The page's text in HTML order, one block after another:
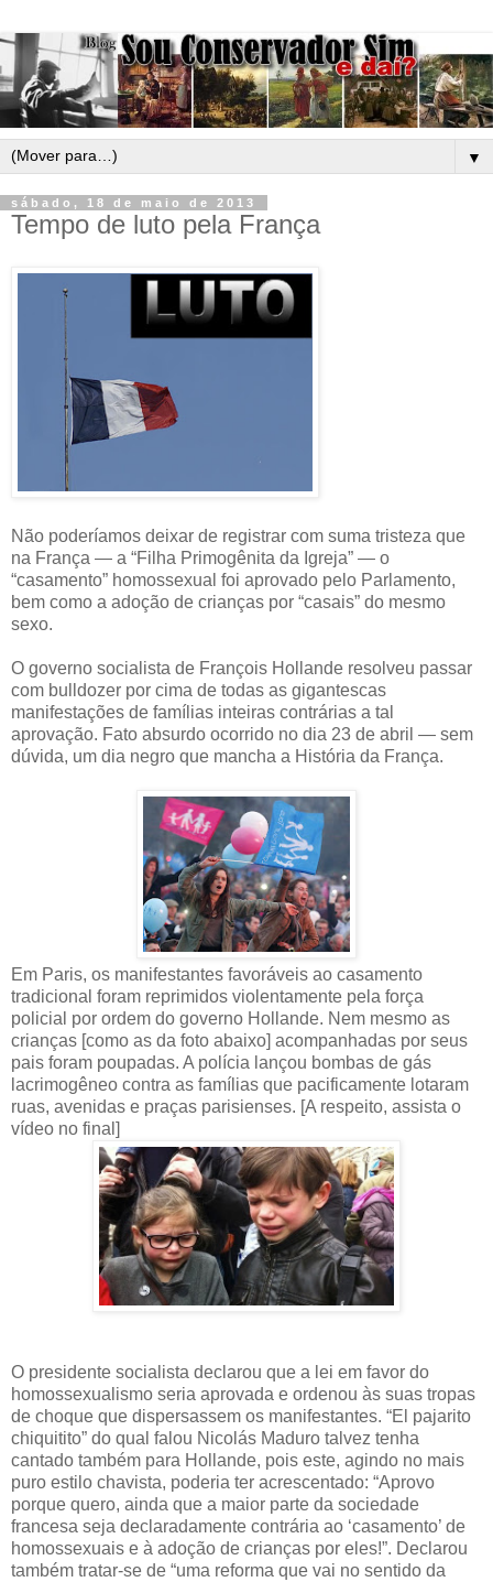
▼
sábado, 18 de maio de 2013
Tempo de luto pela França
Não poderíamos deixar de registrar com suma tristeza que
na França — a “Filha Primogênita da Igreja” — o
“casamento” homossexual foi aprovado pelo Parlamento,
bem como a adoção de crianças por “casais” do mesmo
sexo.
O governo socialista de François Hollande resolveu passar
com bulldozer por cima de todas as gigantescas
manifestações de famílias inteiras contrárias a tal
aprovação. Fato absurdo ocorrido no dia 23 de abril — sem
dúvida, um dia negro que mancha a História da França.
Em Paris, os manifestantes favoráveis ao casamento
tradicional foram reprimidos violentamente pela força
policial por ordem do governo Hollande. Nem mesmo as
crianças [como as da foto abaixo] acompanhadas por seus
pais foram poupadas. A polícia lançou bombas de gás
lacrimogêneo contra as famílias que pacificamente lotaram
ruas, avenidas e praças parisienses. [A respeito, assista o
vídeo no final]
O presidente socialista declarou que a lei em favor do
homossexualismo seria aprovada e ordenou às suas tropas
de choque que dispersassem os manifestantes. “El pajarito
chiquitito” do qual falou Nicolás Maduro talvez tenha
cantado também para Hollande, pois este, agindo no mais
puro estilo chavista, poderia ter acrescentado: “Aprovo
porque quero, ainda que a maior parte da sociedade
francesa seja declaradamente contrária ao ‘casamento’ de
homossexuais e à adoção de crianças por eles!”. Declarou
também tratar-se de “uma reforma que vai no sentido da